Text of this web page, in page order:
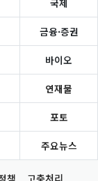
금융·증권
바이오
연재물
포토
주요뉴스
책 고충처리